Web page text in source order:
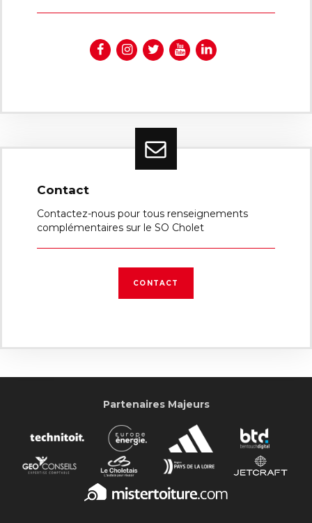
Contact
Contactez-nous pour tous renseignements
complémentaires sur le SO Cholet
CONTACT
Partenaires Majeurs